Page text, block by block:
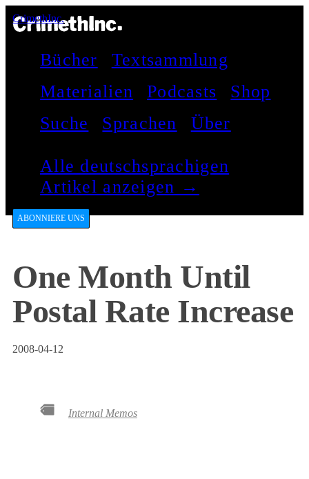
CrimethInc.
Bücher
Textsammlung
Materialien
Podcasts
Shop
Suche
Sprachen Über
Alle deutschsprachigen
Artikel anzeigen →
ABONNIERE UNS
One Month Until
Postal Rate Increase
2008-04-12
Internal Memos